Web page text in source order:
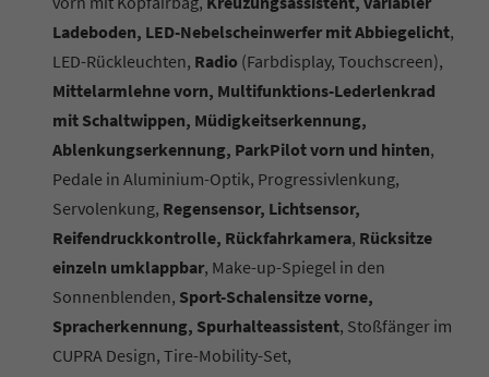
Ladeboden, LED-Nebelscheinwerfer mit Abbiegelicht,
LED-Rückleuchten, Radio (Farbdisplay, Touchscreen),
Mittelarmlehne vorn, Multifunktions-Lederlenkrad
mit Schaltwippen, Müdigkeitserkennung,
Ablenkungserkennung, ParkPilot vorn und hinten,
Pedale in Aluminium-Optik, Progressivlenkung,
Servolenkung, Regensensor, Lichtsensor,
Reifendruckkontrolle, Rückfahrkamera, Rücksitze
einzeln umklappbar, Make-up-Spiegel in den
Sonnenblenden, Sport-Schalensitze vorne,
Spracherkennung, Spurhalteassistent, Stoßfänger im
CUPRA Design, Tire-Mobility-Set,